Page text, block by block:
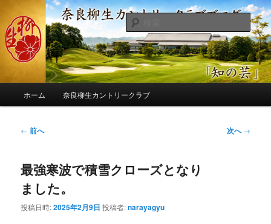
ン
コ
ン
へ
奈良柳生カントリークラブ総支配人
ブログ
季節の話題、クラブの出来事、コースの改修・更新作業、ゴルフに関する随
筆、喜怒哀楽などを気まぐれに発信します。
検
索
ホーム 奈良柳生カントリークラブ
投
ビ
ゲ
ー
シ
← 前へ 次へ→
最強寒波で積雪クローズとなり
ました。
投稿日時:2025年2月9日 投稿者:narayagyu